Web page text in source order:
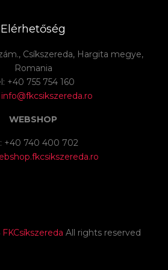
Elérhetőség
Csíkszereda, Hargita megye,
Romania
+40 755 754 160
info@fkcsikszereda.ro
WEBSHOP
+40 740 400 702
FKCsíkszereda All rights reserved